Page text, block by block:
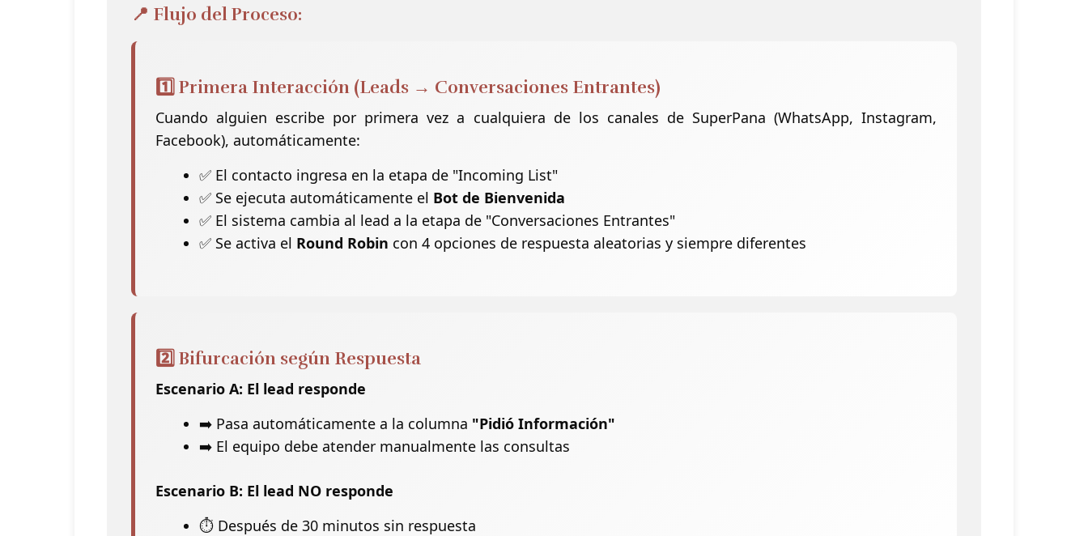
📍 Flujo del Proceso:
1️⃣ Primera Interacción (Leads → Conversaciones Entrantes)
Cuando alguien escribe por primera vez a cualquiera de los canales de SuperPana (WhatsApp, Instagram,
Facebook), automáticamente:
✅ El contacto ingresa en la etapa de "Incoming List"
✅ Se ejecuta automáticamente el Bot de Bienvenida
✅ El sistema cambia al lead a la etapa de "Conversaciones Entrantes"
✅ Se activa el Round Robin con 4 opciones de respuesta aleatorias y siempre diferentes
2️⃣ Bifurcación según Respuesta
Escenario A: El lead responde
➡️ Pasa automáticamente a la columna "Pidió Información"
➡️ El equipo debe atender manualmente las consultas
Escenario B: El lead NO responde
⏱️ Después de 30 minutos sin respuesta